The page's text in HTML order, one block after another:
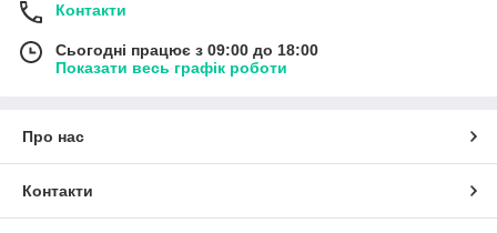
Контакти
Сьогодні працює з 09:00 до 18:00
Показати весь графік роботи
Про нас
Контакти